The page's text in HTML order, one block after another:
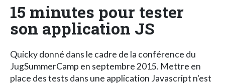
15 minutes pour tester
son application JS
Quicky donné dans le cadre de la conférence du
JugSummerCamp en septembre 2015. Mettre en
place des tests dans une application Javascript n'est